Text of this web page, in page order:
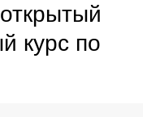
курс по